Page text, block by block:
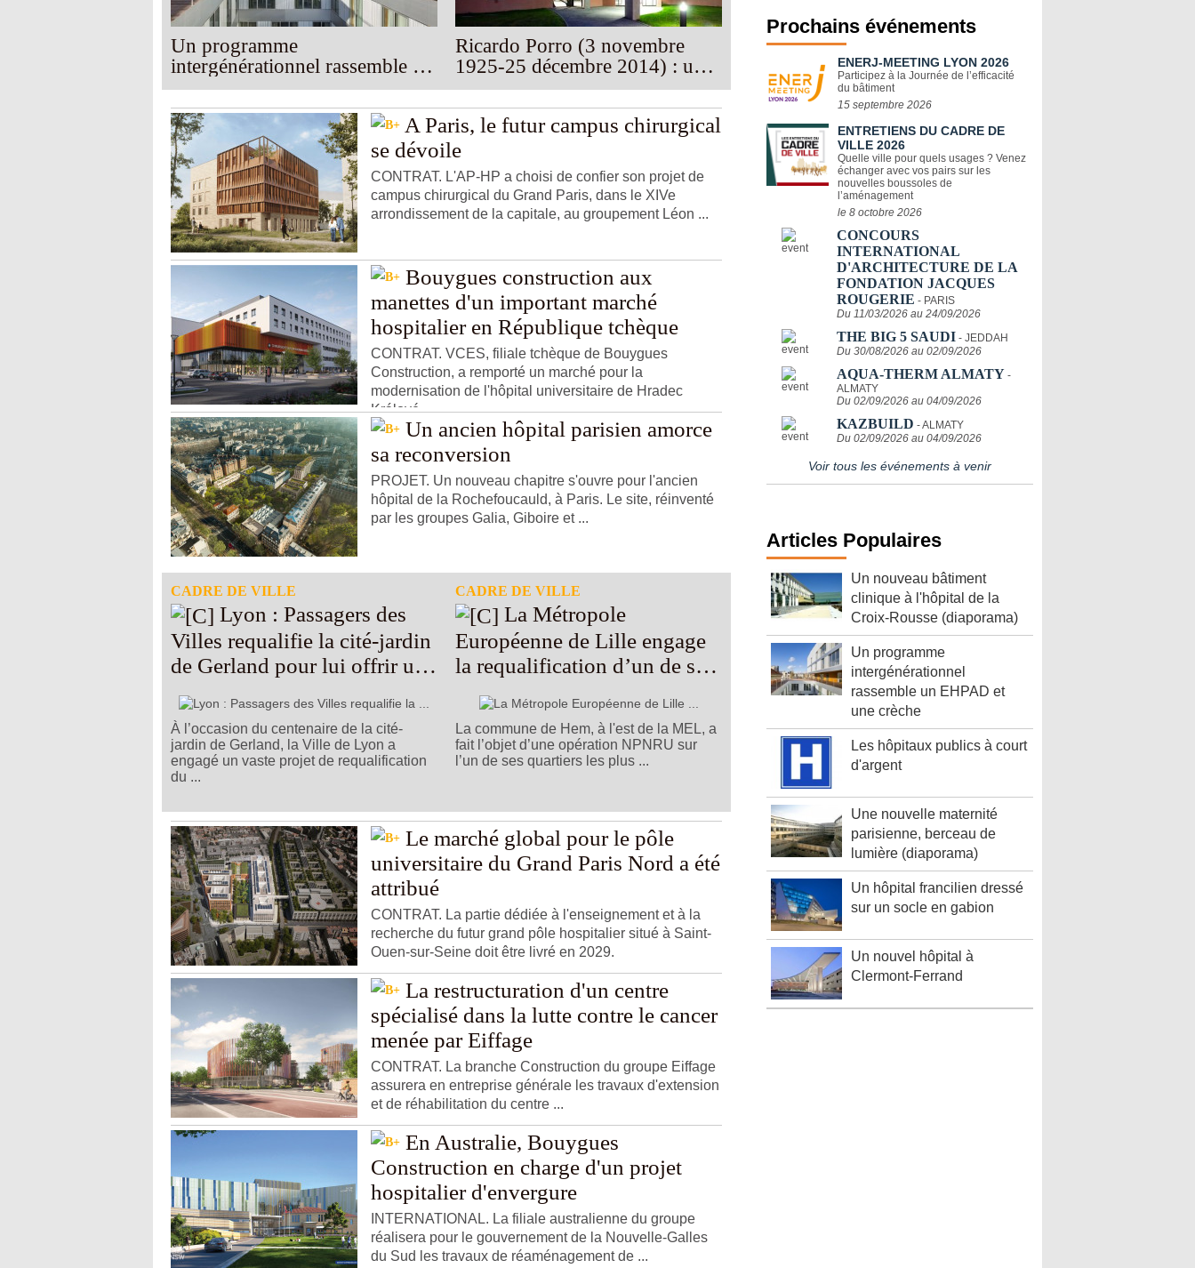
Un programme
intergénérationnel rassemble un
EHPAD et une crèche
Ricardo Porro (3 novembre
1925-25 décembre 2014) : une
architecture vivante et poétique
A Paris, le futur campus chirurgical
se dévoile
CONTRAT. L'AP-HP a choisi de confier son projet de
campus chirurgical du Grand Paris, dans le XIVe
arrondissement de la capitale, au groupement Léon ...
Bouygues construction aux
manettes d'un important marché
hospitalier en République tchèque
CONTRAT. VCES, filiale tchèque de Bouygues
Construction, a remporté un marché pour la
modernisation de l'hôpital universitaire de Hradec
Králové.
Un ancien hôpital parisien amorce
sa reconversion
PROJET. Un nouveau chapitre s'ouvre pour l'ancien
hôpital de la Rochefoucauld, à Paris. Le site, réinventé
par les groupes Galia, Giboire et ...
CADRE DE VILLE
Villes requalifie la cité-jardin
de Gerland pour lui offrir un
nouveau parc
À l’occasion du centenaire de la cité-
jardin de Gerland, la Ville de Lyon a
engagé un vaste projet de requalification
du ...
CADRE DE VILLE
Européenne de Lille engage
la requalification d’un de ses
quartiers les plus pauvres
La commune de Hem, à l'est de la MEL, a
fait l’objet d’une opération NPNRU sur
l’un de ses quartiers les plus ...
Le marché global pour le pôle
universitaire du Grand Paris Nord a été
attribué
CONTRAT. La partie dédiée à l'enseignement et à la
recherche du futur grand pôle hospitalier situé à Saint-
Ouen-sur-Seine doit être livré en 2029.
La restructuration d'un centre
spécialisé dans la lutte contre le cancer
menée par Eiffage
CONTRAT. La branche Construction du groupe Eiffage
assurera en entreprise générale les travaux d'extension
et de réhabilitation du centre ...
En Australie, Bouygues
Construction en charge d'un projet
hospitalier d'envergure
INTERNATIONAL. La filiale australienne du groupe
réalisera pour le gouvernement de la Nouvelle-Galles
du Sud les travaux de réaménagement de ...
Prochains événements
ENERJ-MEETING LYON 2026
Participez à la Journée de l’efficacité
du bâtiment
15 septembre 2026
ENTRETIENS DU CADRE DE
VILLE 2026
Quelle ville pour quels usages ? Venez
échanger avec vos pairs sur les
nouvelles boussoles de
l’aménagement
le 8 octobre 2026
CONCOURS
INTERNATIONAL
D'ARCHITECTURE DE LA
FONDATION JACQUES
ROUGERIE - PARIS
Du 11/03/2026 au 24/09/2026
THE BIG 5 SAUDI - JEDDAH
Du 30/08/2026 au 02/09/2026
AQUA-THERM ALMATY -
ALMATY
Du 02/09/2026 au 04/09/2026
KAZBUILD - ALMATY
Du 02/09/2026 au 04/09/2026
Voir tous les événements à venir
Articles Populaires
Un nouveau bâtiment
clinique à l'hôpital de la
Croix-Rousse (diaporama)
Un programme
intergénérationnel
rassemble un EHPAD et
une crèche
Les hôpitaux publics à court
d'argent
Une nouvelle maternité
parisienne, berceau de
lumière (diaporama)
Un hôpital francilien dressé
sur un socle en gabion
Un nouvel hôpital à
Clermont-Ferrand